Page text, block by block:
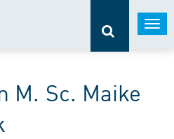
M. Sc. Maike